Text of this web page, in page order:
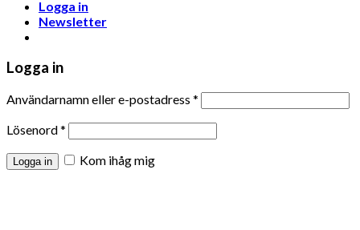
Logga in
Newsletter
Logga in
Användarnamn eller e-postadress *
Lösenord*
Logga in
Kom ihåg mig